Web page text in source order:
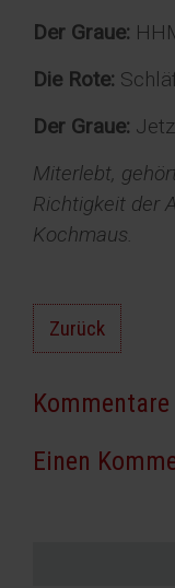
Der Graue:
Die Rote:
Der Graue:
Miterlebt,
Richtigkeit der
Kochmaus.
Zurück
Kommentare
Einen